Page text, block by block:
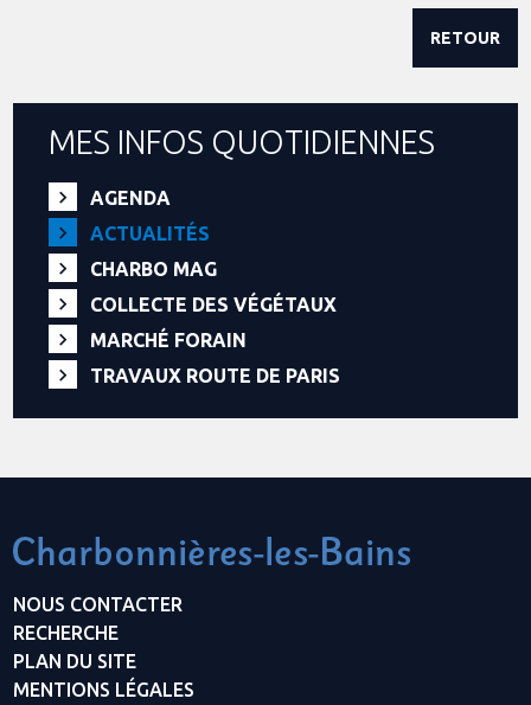
RETOUR
MES INFOS QUOTIDIENNES
AGENDA
ACTUALITÉS
CHARBO MAG
COLLECTE DES VÉGÉTAUX
MARCHÉ FORAIN
TRAVAUX ROUTE DE PARIS
NOUS CONTACTER
RECHERCHE
PLAN DU SITE
MENTIONS LÉGALES